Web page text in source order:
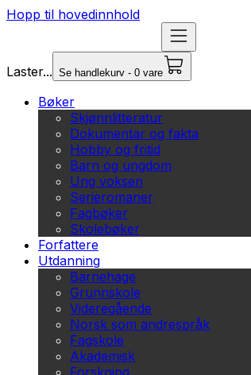
Hopp til hovedinnhold
Laster... Se handlekurv - 0 vare
Bøker
Skjønnlitteratur
Dokumentar og fakta
Hobby og fritid
Barn og ungdom
Ung voksen
Serieromaner
Fagbøker
Skolebøker
Forfattere
Utdanning
Barnehage
Grunnskole
Videregående
Norsk som andrespråk
Fagskole
Akademisk
Forskning